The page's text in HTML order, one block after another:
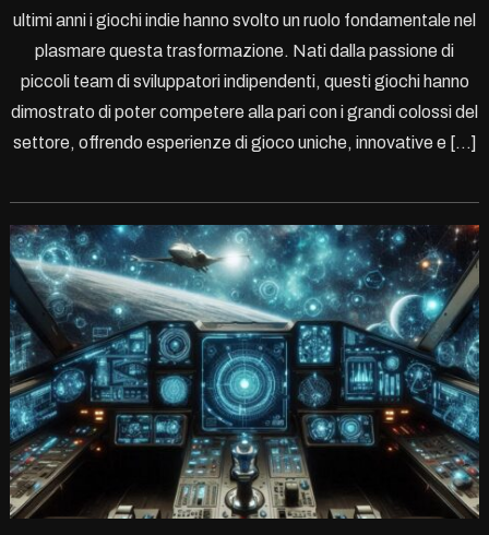
ultimi anni i giochi indie hanno svolto un ruolo fondamentale nel
plasmare questa trasformazione. Nati dalla passione di
piccoli team di sviluppatori indipendenti, questi giochi hanno
dimostrato di poter competere alla pari con i grandi colossi del
settore, offrendo esperienze di gioco uniche, innovative e […]